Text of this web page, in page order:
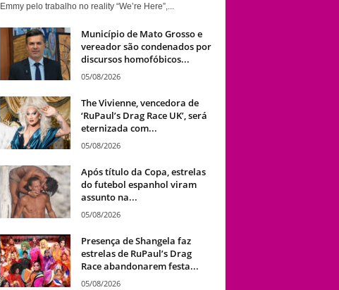
Emmy pelo trabalho no reality “We’re Here”,...
Município de Mato Grosso e
vereador são condenados por
discursos homofóbicos...
05/08/2026
The Vivienne, vencedora de
‘RuPaul’s Drag Race UK’, será
eternizada com...
05/08/2026
Após título da Copa, estrelas
do futebol espanhol viram
assunto na...
05/08/2026
Presença de Shangela faz
estrelas de RuPaul’s Drag
Race abandonarem festa...
05/08/2026